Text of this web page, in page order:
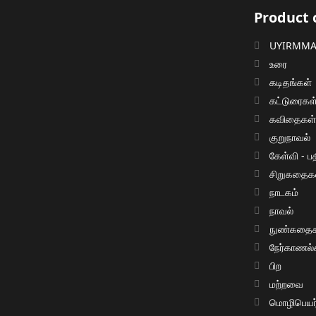
Product
உரை
கடிதங்கள்
கவிதைகள்
குறுநாவல்
கேள்வி -
நாடகம்
நாவல்
பிற
மற்றவை